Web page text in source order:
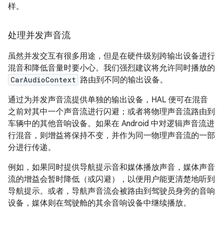
样。
处理并发声音流
虽然并发交互有很多用途，但是在硬件级别跨输出设备进行
混音和降低音量时要小心。我们强烈建议将允许同时播放的
CarAudioContext 路由到不同的输出设备。
通过为并发声音流提供单独的输出设备，HAL 便可在混音
之前对其中一个声音流进行闪避；或者将物理声音流路由到
车辆中的其他音响设备。如果在 Android 中对逻辑声音流进
行混音，则增益将保持不变，并作为同一物理声音流的一部
分进行传递。
例如，如果同时提供导航提示音和媒体播放声音，媒体声音
流的增益会暂时降低（或闪避），以便用户能更清楚地听到
导航提示。或者，导航声音流会被路由到驾驶员身旁的音响
设备，媒体则在驾驶舱的其余音响设备中继续播放。